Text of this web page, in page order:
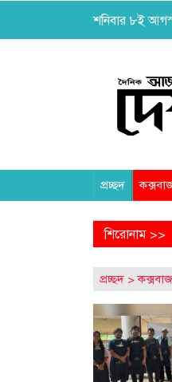
শনিবার ৮ই
প্রচ্ছদ
শিরোনাম >>
জামায়াত আমীরের
প্রচ্ছদ >